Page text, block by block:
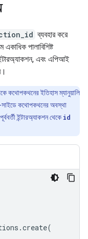
ব্যবহার করে
পালাবিশিষ্ট
এবং এপিআই
কথোপকথনের ইতিহাস ম্যানুয়ালি
সাইডে কথোপকথনের অবস্থা
ইন্টারঅ্যাকশন থেকে id
.create(